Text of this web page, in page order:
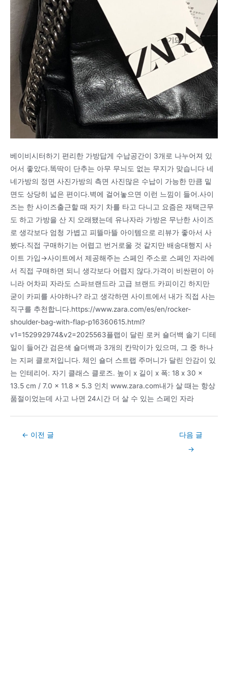
베이비시터하기 편리한 가방답게 수납공간이 3개로 나누어져 있
어서 좋았다.똑딱이 단추는 아무 무늬도 없는 무지가 맞습니다 네
네가방의 정면 사진가방의 측면 사진많은 수납이 가능한 만큼 밑
면도 상당히 넓은 편이다.벽에 걸어놓으면 이런 느낌이 들어.사이
즈는 한 사이즈출근할 때 자기 차를 타고 다니고 요즘은 재택근무
도 하고 가방을 산 지 오래됐는데 유나자라 가방은 무난한 사이즈
로 생각보다 엄청 가볍고 피뜰마뜰 아이템으로 리뷰가 좋아서 사
봤다.직접 구매하기는 어렵고 번거로울 것 같지만 배송대행지 사
이트 가입→사이트에서 제공해주는 스페인 주소로 스페인 자라에
서 직접 구매하면 되니 생각보다 어렵지 않다.가격이 비싼편이 아
니라 어차피 자라도 스파브랜드라 고급 브랜드 카피이긴 하지만
굳이 카피를 사야하나? 라고 생각하면 사이트에서 내가 직접 사는
직구를 추천합니다.https://www.zara.com/es/en/rocker-
shoulder-bag-with-flap-p16360615.html?
v1=152992974&v2=2025563플랩이 달린 로커 숄더백 솔기 디테
일이 들어간 검은색 숄더백과 3개의 칸막이가 있으며, 그 중 하나
는 지퍼 클로저입니다. 체인 숄더 스트랩 주머니가 달린 안감이 있
는 인테리어. 자기 클래스 클로즈. 높이 x 길이 x 폭: 18 x 30 x
13.5 cm / 7.0 x 11.8 x 5.3 인치 www.zara.com내가 살 때는 항상
품절이었는데 사고 나면 24시간 더 살 수 있는 스페인 자라
Post← 이전 글
다음 글
→